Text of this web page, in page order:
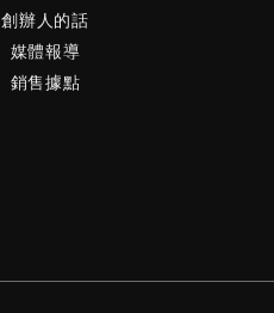
創辦人的話
媒體報導
銷售據點